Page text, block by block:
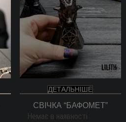
ДЕТАЛЬНІШЕ
СВІЧКА “БАФОМЕТ”
Немає в наявності